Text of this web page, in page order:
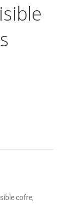
cofre,